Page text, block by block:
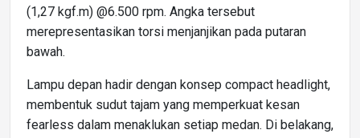
(1,27 kgf.m) @6.500 rpm. Angka tersebut
merepresentasikan torsi menjanjikan pada putaran
bawah.
Lampu depan hadir dengan konsep compact headlight,
membentuk sudut tajam yang memperkuat kesan
fearless dalam menaklukan setiap medan. Di belakang,